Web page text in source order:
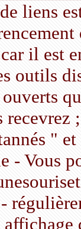
liens
il est
outils
"
- Vous